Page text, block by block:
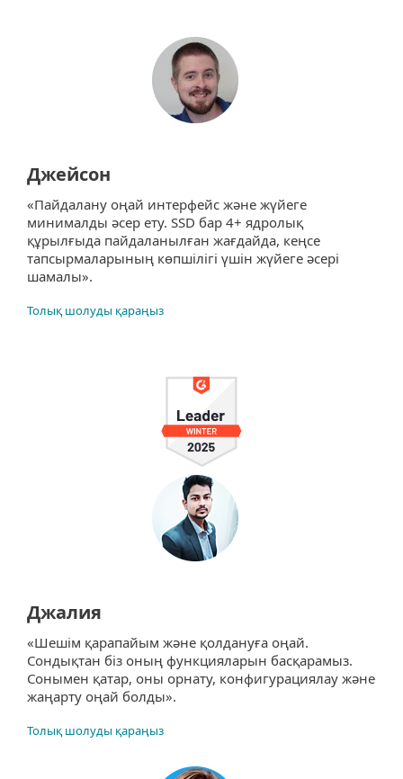
Джейсон
«Пайдалану оңай интерфейс және жүйеге
минималды әсер ету. SSD бар 4+ ядролық
құрылғыда пайдаланылған жағдайда, кеңсе
тапсырмаларының көпшілігі үшін жүйеге әсері
шамалы».
Толық шолуды қараңыз
Джалия
«Шешім қарапайым және қолдануға оңай.
Сондықтан біз оның функцияларын басқарамыз.
Сонымен қатар, оны орнату, конфигурациялау және
жаңарту оңай болды».
Толық шолуды қараңыз